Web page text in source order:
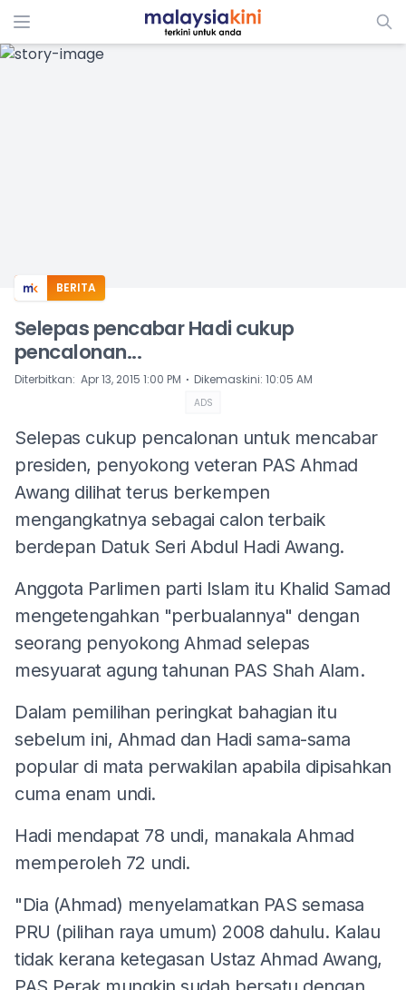
ADS
BERITA
Selepas pencabar Hadi cukup
pencalonan...
Diterbitkan: Apr 13, 2015 1:00 PM ⋅ Dikemaskini: 10:05 AM
ADS
Selepas cukup pencalonan untuk mencabar
presiden, penyokong veteran PAS Ahmad
Awang dilihat terus berkempen
mengangkatnya sebagai calon terbaik
berdepan Datuk Seri Abdul Hadi Awang.
Anggota Parlimen parti Islam itu Khalid Samad
mengetengahkan "perbualannya" dengan
seorang penyokong Ahmad selepas
mesyuarat agung tahunan PAS Shah Alam.
Dalam pemilihan peringkat bahagian itu
sebelum ini, Ahmad dan Hadi sama-sama
popular di mata perwakilan apabila dipisahkan
cuma enam undi.
Hadi mendapat 78 undi, manakala Ahmad
memperoleh 72 undi.
"Dia (Ahmad) menyelamatkan PAS semasa
PRU (pilihan raya umum) 2008 dahulu. Kalau
tidak kerana ketegasan Ustaz Ahmad Awang,